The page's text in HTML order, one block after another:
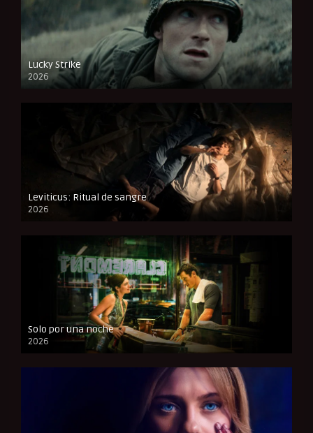
Lucky Strike
2026
FULL HD
Leviticus: Ritual de sangre
2026
FULL HD
Solo por una noche
2026
CAM